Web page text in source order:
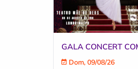
Dom, 09/08/26